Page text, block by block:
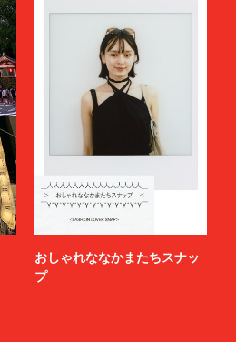
おしゃれななかまたちスナッ
プ